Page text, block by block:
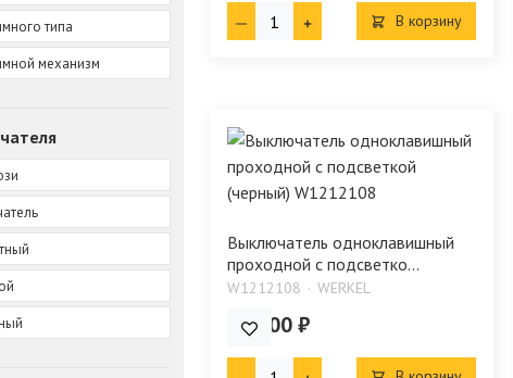
типа
механизм
В корзину
Выключатель одноклавишный
проходной с подсветко...
W1212108 WERKEL
881.00 ₽